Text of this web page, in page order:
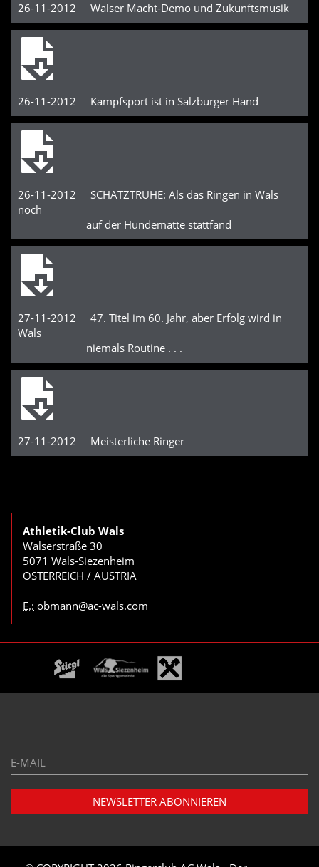
26-11-2012 Walser Macht-Demo und Zukunftsmusik
26-11-2012 Kampfsport ist in Salzburger Hand
26-11-2012 SCHATZTRUHE: Als das Ringen in Wals
noch
auf der Hundematte stattfand
27-11-2012 47. Titel im 60. Jahr, aber Erfolg wird in
Wals
niemals Routine . . .
27-11-2012 Meisterliche Ringer
Athletik-Club Wals
Walserstraße 30
5071 Wals-Siezenheim
ÖSTERREICH / AUSTRIA
E.: obmann@ac-wals.com
E-
Mail*